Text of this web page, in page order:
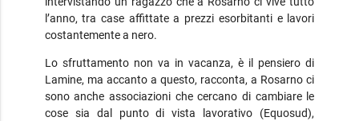
l’anno, tra case affittate a prezzi esorbitanti e lavori
costantemente a nero.
Lo sfruttamento non va in vacanza, è il pensiero di
Lamine, ma accanto a questo, racconta, a Rosarno ci
sono anche associazioni che cercano di cambiare le
cose sia dal punto di vista lavorativo (Equosud),